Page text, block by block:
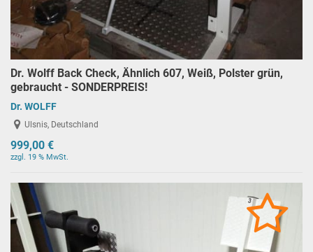
Dr. Wolff Back Check, Ähnlich 607, Weiß, Polster grün,
gebraucht - SONDERPREIS!
Dr. WOLFF
Ulsnis, Deutschland
999,00 €
zzgl. 19 % MwSt.